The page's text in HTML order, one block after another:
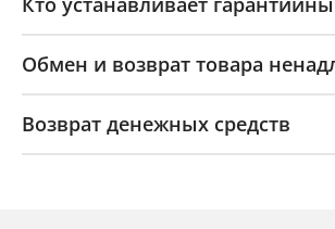
Обмен и возврат товара
Возврат денежных средств